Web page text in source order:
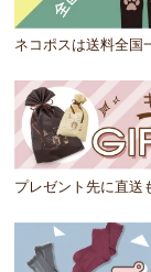
ネコポスは送料全国
プレゼント先に直送